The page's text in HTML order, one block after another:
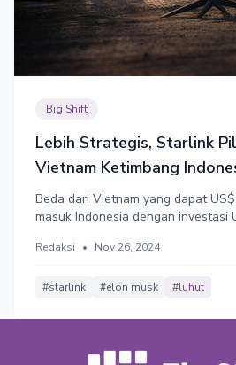
Big Shift
Lebih Strategis, Starlink
Vietnam Ketimbang
Beda dari Vietnam yang dapat
masuk Indonesia dengan investasi
Redaksi • Nov 26, 2024
#starlink #elon musk #luhut